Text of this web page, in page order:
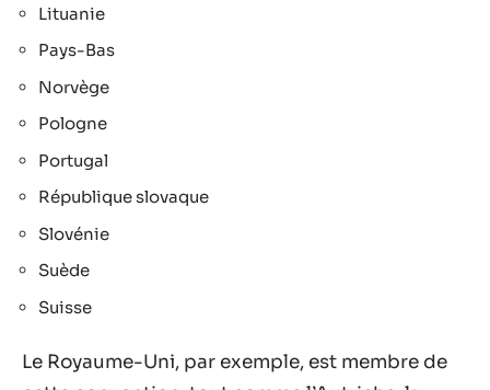
Lituanie
Pays-Bas
Norvège
Pologne
Portugal
République slovaque
Slovénie
Suède
Suisse
Le Royaume-Uni, par exemple, est membre de